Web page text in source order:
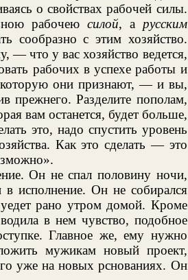
о свойствах рабочей силы.
рабочею силой, а русским
сообразно с этим хозяйство.
— что у вас хозяйство ведется,
рабочих в успехе работы и
которую они признают, — и вы,
прежнего. Разделите пополам,
вам останется, будет больше,
это, надо спустить уровень
Как это сделать — это
Он не спал половину ночи,
исполнение. Он не собирался
рано утром домой. Кроме
в нем чувство, подобное
Главное же, ему нужно
мужикам новый проект,
уже на новых рснованиях. Он